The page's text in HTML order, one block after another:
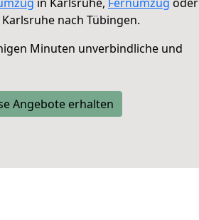
nach Tübingen.
Minuten unverbindliche und
Angebote erhalten